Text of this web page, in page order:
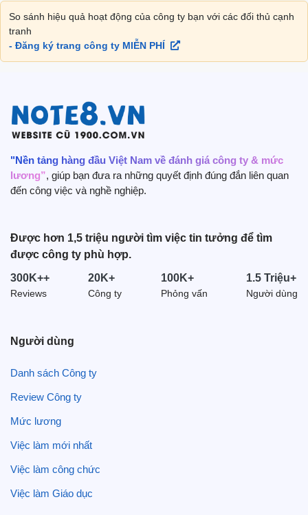
So sánh hiệu quả hoạt động của công ty bạn với các đối thủ cạnh
tranh
- Đăng ký trang công ty MIỄN PHÍ
"Nền tảng hàng đầu Việt Nam về đánh giá công ty & mức
lương”, giúp bạn đưa ra những quyết định đúng đắn liên quan
đến công việc và nghề nghiệp.
Được hơn 1,5 triệu người tìm việc tin tưởng để tìm
được công ty phù hợp.
300K++
Reviews
20K+
Công ty
100K+
Phỏng vấn
1.5 Triệu+
Người dùng
Người dùng
Danh sách Công ty
Review Công ty
Mức lương
Việc làm mới nhất
Việc làm công chức
Việc làm Giáo dục